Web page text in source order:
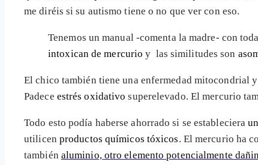
me diréis si su autismo tiene o no que ver con eso.
Tenemos un manual -comenta la madre- con
intoxican de mercurio y las similitudes son
El chico también tiene una enfermedad mitocondrial
Padece estrés oxidativo superelevado. El mercurio
Todo esto podía haberse ahorrado si se estableciera
utilicen productos químicos tóxicos. El mercurio ha
también aluminio, otro elemento potencialmente